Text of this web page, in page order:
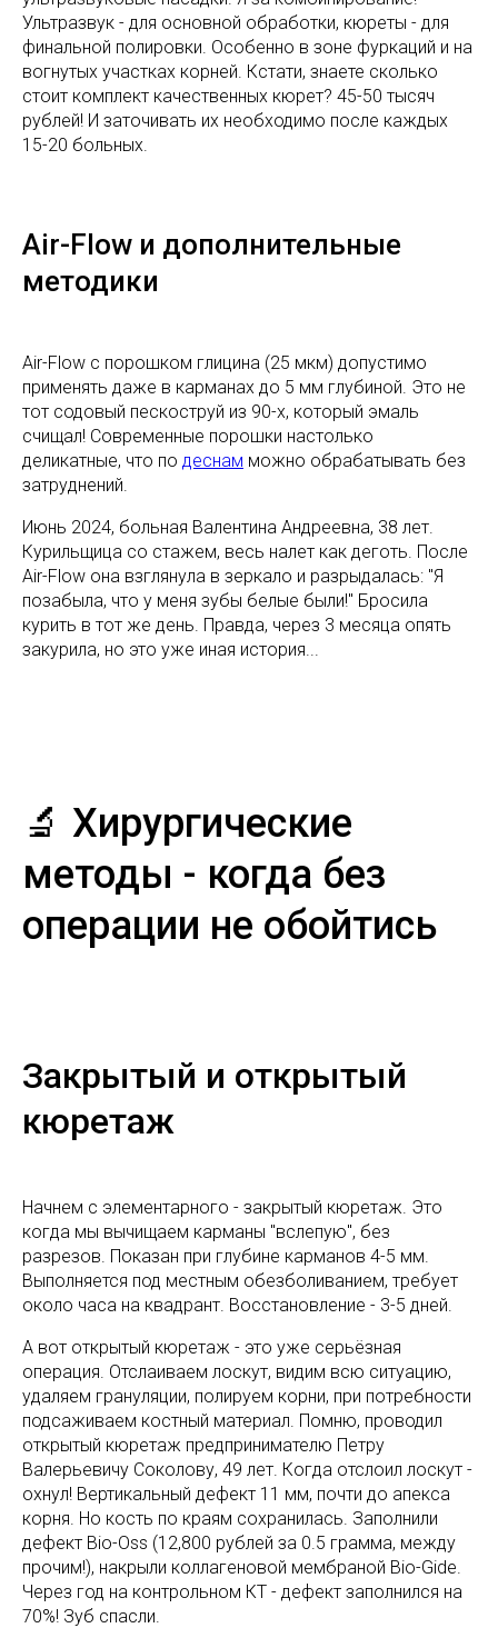
Ультразвук - для основной обработки, кюреты - для
финальной полировки. Особенно в зоне фуркаций и на
вогнутых участках корней. Кстати, знаете сколько
стоит комплект качественных кюрет? 45-50 тысяч
рублей! И заточивать их необходимо после каждых
15-20 больных.
Air-Flow и дополнительные
методики
Air-Flow с порошком глицина (25 мкм) допустимо
применять даже в карманах до 5 мм глубиной. Это не
тот содовый пескоструй из 90-х, который эмаль
счищал! Современные порошки настолько
деликатные, что по деснам можно обрабатывать без
затруднений.
Июнь 2024, больная Валентина Андреевна, 38 лет.
Курильщица со стажем, весь налет как деготь. После
Air-Flow она взглянула в зеркало и разрыдалась: "Я
позабыла, что у меня зубы белые были!" Бросила
курить в тот же день. Правда, через 3 месяца опять
закурила, но это уже иная история...
🔬 Хирургические
методы - когда без
операции не обойтись
Закрытый и открытый
кюретаж
Начнем с элементарного - закрытый кюретаж. Это
когда мы вычищаем карманы "вслепую", без
разрезов. Показан при глубине карманов 4-5 мм.
Выполняется под местным обезболиванием, требует
около часа на квадрант. Восстановление - 3-5 дней.
А вот открытый кюретаж - это уже серьёзная
операция. Отслаиваем лоскут, видим всю ситуацию,
удаляем грануляции, полируем корни, при потребности
подсаживаем костный материал. Помню, проводил
открытый кюретаж предпринимателю Петру
Валерьевичу Соколову, 49 лет. Когда отслоил лоскут -
охнул! Вертикальный дефект 11 мм, почти до апекса
корня. Но кость по краям сохранилась. Заполнили
дефект Bio-Oss (12,800 рублей за 0.5 грамма, между
прочим!), накрыли коллагеновой мембраной Bio-Gide.
Через год на контрольном КТ - дефект заполнился на
70%! Зуб спасли.